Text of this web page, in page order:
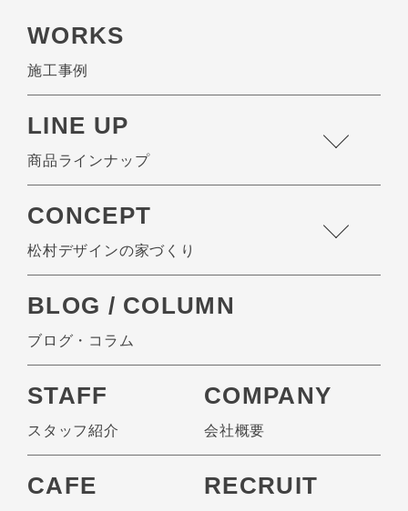
WORKS
施工事例
LINE UP
商品ラインナップ
CONCEPT
松村デザインの家づくり
BLOG / COLUMN
ブログ・コラム
STAFF
スタッフ紹介
COMPANY
会社概要
CAFE RECRUIT